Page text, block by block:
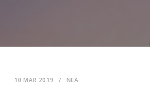
10 MAR 2019 / ΝΕΑ